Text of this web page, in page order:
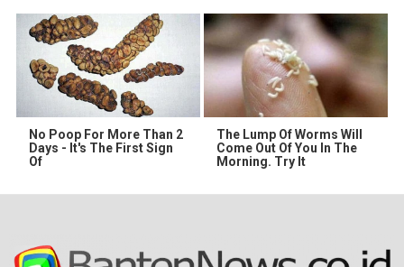
No Poop For More Than 2
Days - It's The First Sign
Of
The Lump Of Worms Will
Come Out Of You In The
Morning. Try It